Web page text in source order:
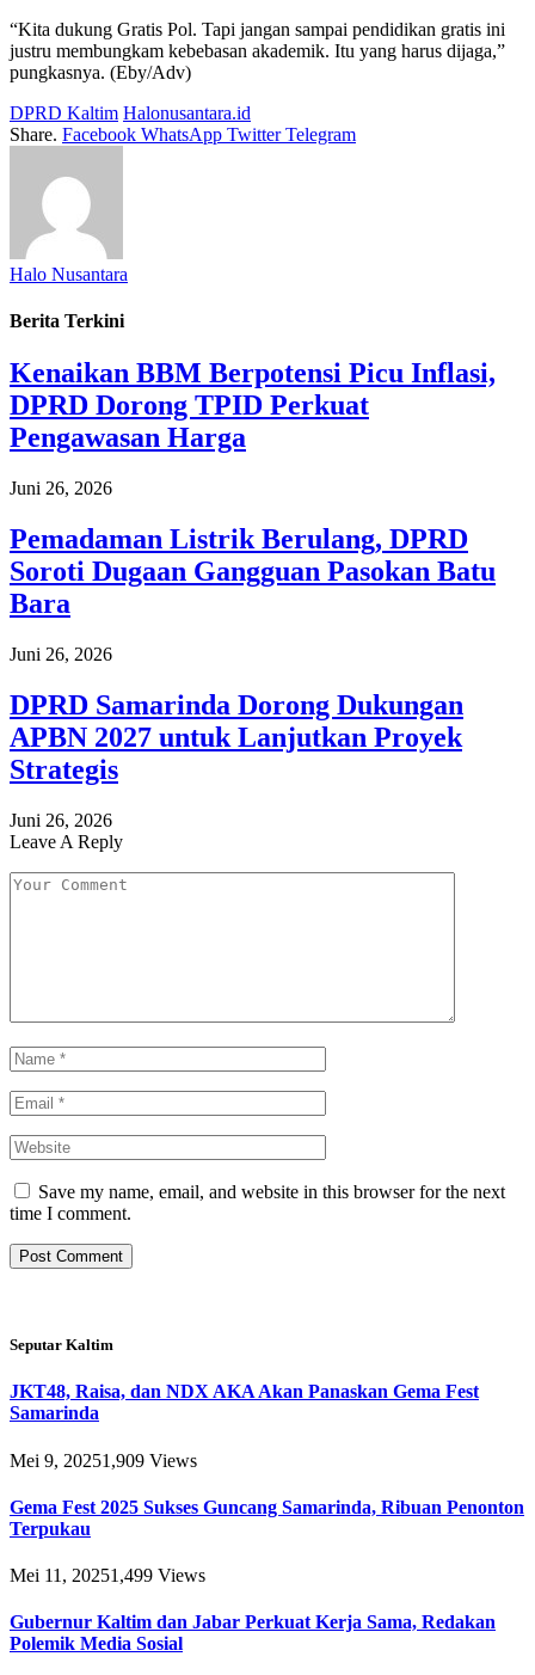
“Kita dukung Gratis Pol. Tapi jangan sampai pendidikan gratis ini
justru membungkam kebebasan akademik. Itu yang harus dijaga,”
pungkasnya. (Eby/Adv)
DPRD Kaltim Halonusantara.id
Share. Facebook WhatsApp Twitter Telegram
Halo Nusantara
Berita Terkini
Kenaikan BBM Berpotensi Picu Inflasi,
DPRD Dorong TPID Perkuat
Pengawasan Harga
Juni 26, 2026
Pemadaman Listrik Berulang, DPRD
Soroti Dugaan Gangguan Pasokan Batu
Bara
Juni 26, 2026
DPRD Samarinda Dorong Dukungan
APBN 2027 untuk Lanjutkan Proyek
Strategis
Juni 26, 2026
Leave A Reply
Save my name, email, and website in this browser for the next
time I comment.
Seputar Kaltim
JKT48, Raisa, dan NDX AKA Akan Panaskan Gema Fest
Samarinda
Mei 9, 20251,909 Views
Gema Fest 2025 Sukses Guncang Samarinda, Ribuan Penonton
Terpukau
Mei 11, 20251,499 Views
Gubernur Kaltim dan Jabar Perkuat Kerja Sama, Redakan
Polemik Media Sosial